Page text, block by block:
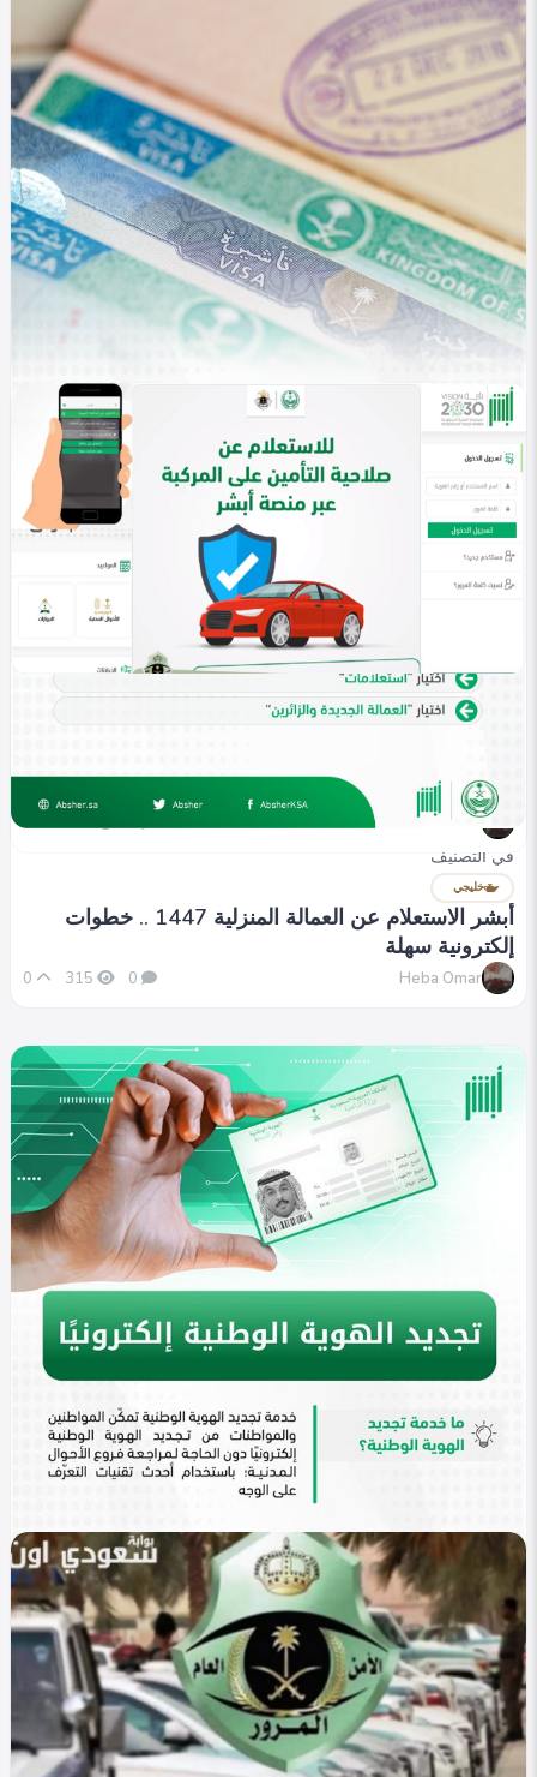
في التصنيف
خليجي
تسجيل المواليد في أبشر 1447 .. خدمة إلكترونية توفر
الوقت والجهد
Heba Omar
307
0
في التصنيف
خليجي
أبشر الاستعلام عن العمالة المنزلية 1447 .. خطوات
إلكترونية سهلة
Heba Omar
0
315
في التصنيف
1447
Heba Omar
0
302
0